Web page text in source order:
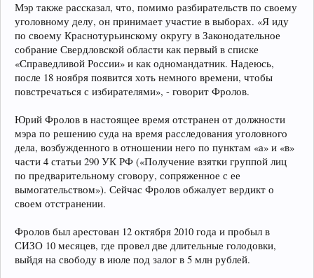
Мэр также рассказал, что, помимо разбирательств по своему
уголовному делу, он принимает участие в выборах. «Я иду
по своему Краснотурьинскому округу в Законодательное
собрание Свердловской области как первый в списке
«Справедливой России» и как одномандатник. Надеюсь,
после 18 ноября появится хоть немного времени, чтобы
повстречаться с избирателями», - говорит Фролов.
Юрий Фролов в настоящее время отстранен от должности
мэра по решению суда на время расследования уголовного
дела, возбужденного в отношении него по пунктам «а» и «в»
части 4 статьи 290 УК РФ («Получение взятки группой лиц
по предварительному сговору, сопряженное с ее
вымогательством»). Сейчас Фролов обжалует вердикт о
своем отстранении.
Фролов был арестован 12 октября 2010 года и пробыл в
СИЗО 10 месяцев, где провел две длительные голодовки,
выйдя на свободу в июле под залог в 5 млн рублей.